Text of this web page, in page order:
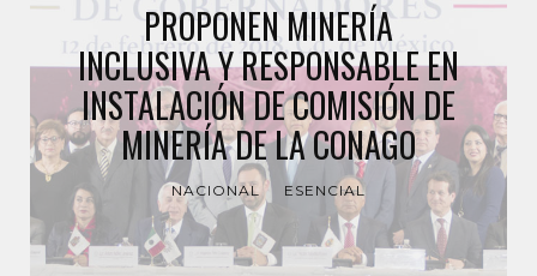
PROPONEN MINERÍA
INCLUSIVA Y RESPONSABLE EN
INSTALACIÓN DE COMISIÓN DE
MINERÍA DE LA CONAGO
NACIONAL ESENCIAL